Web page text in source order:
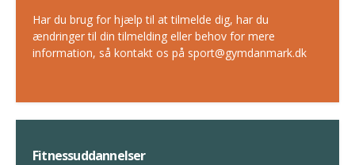
Har du brug for hjælp til at tilmelde dig, har du
ændringer til din tilmelding eller behov for mere
information, så kontakt os på sport@gymdanmark.dk
Fitnessuddannelser